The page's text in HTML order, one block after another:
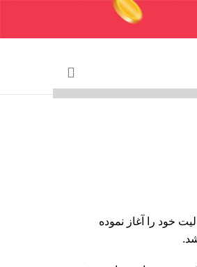
از سال 1396 در شیراز فعاليت خود را آغاز نموده